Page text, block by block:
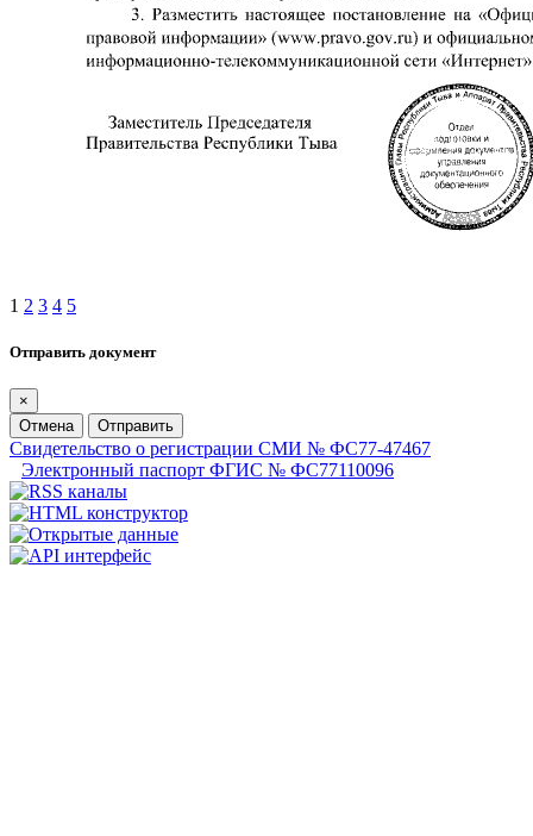
1 2 3 4 5
Отправить документ
×
Отмена
Отправить
Свидетельство о регистрации СМИ № ФС77-47467
Электронный паспорт ФГИС № ФС77110096